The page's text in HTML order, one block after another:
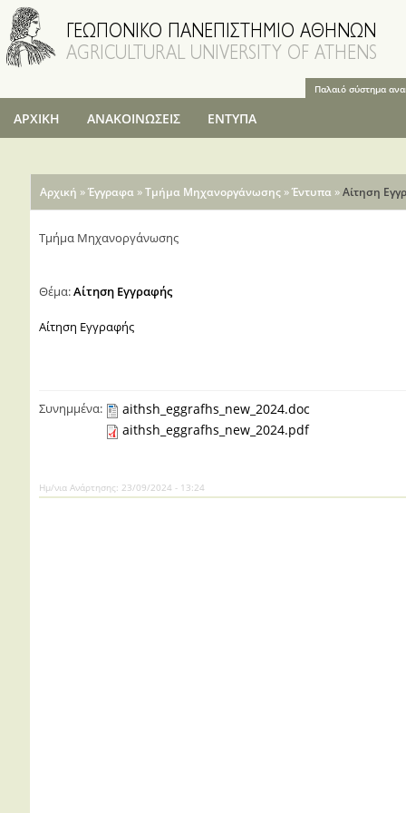
προς το
κυρίως
περιεχόμενο
Παλαιό σύστημα
ΑΡΧΙΚΗ ΑΝΑΚΟΙΝΩΣΕΙΣ ΕΝΤΥΠΑ
Είστε εδώ
Αρχική »Έγγραφα »Τμήμα Μηχανοργάνωσης »Έντυπα »Αίτηση
Τμήμα Μηχανοργάνωσης
Θέμα:Αίτηση Εγγραφής
Αίτηση Εγγραφής
Συνημμένα:
aithsh_eggrafhs_new_2024.doc
aithsh_eggrafhs_new_2024.pdf
Ημ/νια Ανάρτησης: 23/09/2024 - 13:24